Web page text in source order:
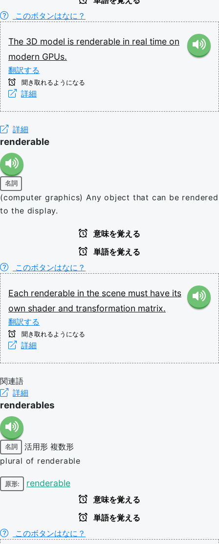
このボタンはなに？
The 3D model is renderable in real time on
modern GPUs.
翻訳する
聞き取れるようになる
詳細
詳細
renderable
名詞
(computer graphics) Any object that can be rendered
to the display.
意味を覚える
単語を覚える
このボタンはなに？
Each renderable in the scene must have its
own shader and transformation matrix.
翻訳する
聞き取れるようになる
詳細
関連語
詳細
renderables
名詞 活用形 複数形
plural of renderable
原形: renderable
意味を覚える
単語を覚える
このボタンはなに？